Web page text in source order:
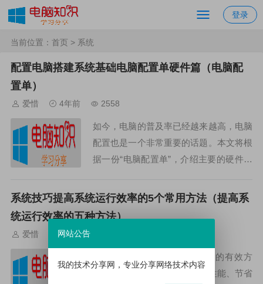
登录
当前位置： 首页 > 系统
配置电脑搭建系统基础电脑配置单硬件篇（电脑配
置单）
爱惜 4年前 2558
如今，电脑的普及率已经越来越高，电脑
配置也是一个非常重要的话题。本文将根
据一份“电脑配置单”，介绍主要的硬件部
ntral Processing Unit）是中...
系统技巧提高系统运行效率的5个常用方法（提高系
统运行效率的五种方法）
爱惜 4年前
系统技巧是提高系统运行效率的有效方
式，它可以有效地改善系统的性能、节省
网站公告
我的技术分享网，专业分享网络技术内容